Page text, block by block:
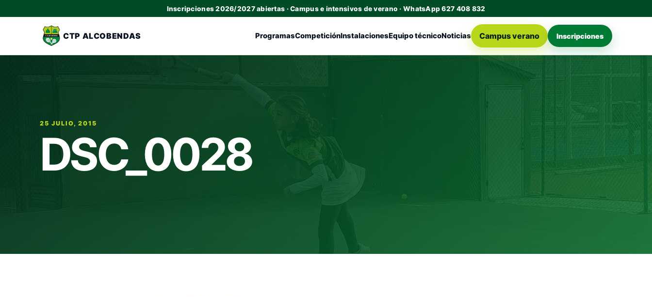
Inscripciones 2026/2027 abiertas · Campus e intensivos de verano · WhatsApp 627 408 832
CTP ALCOBENDAS ProgramasCompeticiónInstalacionesEquipo técnicoNoticias Campus verano Inscripciones
25 JULIO, 2015
DSC_0028